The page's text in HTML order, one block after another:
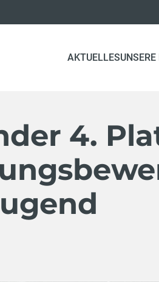
AKTUELLESUNSERE
4.